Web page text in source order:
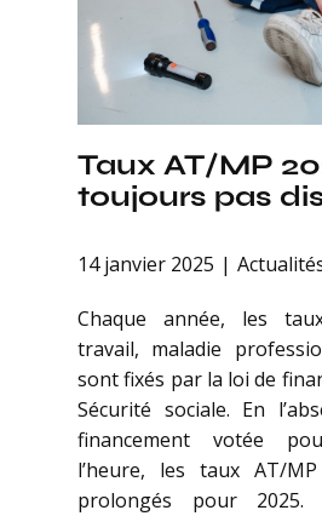
Taux AT/MP
toujours pas
14 janvier 2025
Chaque année, les
travail, maladie
sont fixés par la loi de
Sécurité sociale. En
financement votée
l’heure, les taux AT/
prolongés pour 2025.